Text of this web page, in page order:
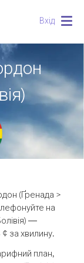
Вхід
(Ґренада >
на
—
за хвилину.
план,